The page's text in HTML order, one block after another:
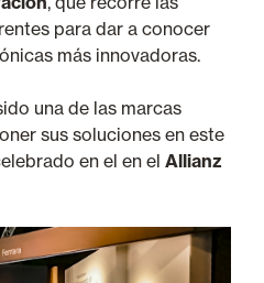
para dar a conocer
más innovadoras.
una de las marcas
sus soluciones en este
en el en el Allianz